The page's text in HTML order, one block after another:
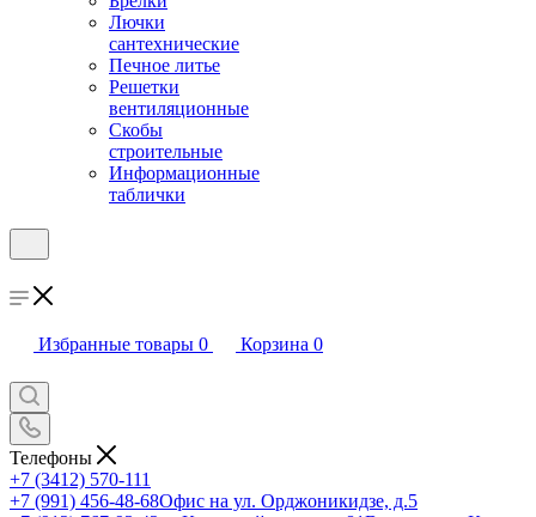
Лючки
сантехнические
Печное литье
Решетки
вентиляционные
Скобы
строительные
Информационные
таблички
Избранные товары 0 Корзина 0
Телефоны
+7 (3412) 570-111
+7 (991) 456-48-68Офис на ул. Орджоникидзе, д.5